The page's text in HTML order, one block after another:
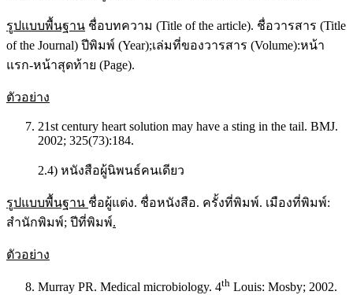
รูปแบบพื้นฐาน ชื่อบทความ (Title of the article). ชื่อวารสาร (Title
of the Journal) ปีพิมพ์ (Year);เล่มที่ของวารสาร (Volume):หน้า
แรก-หน้าสุดท้าย (Page).
ตัวอย่าง
21st century heart solution may have a sting in the tail. BMJ.
2002; 325(73):184.
2.4) หนังสือผู้นิพนธ์คนเดียว
รูปแบบพื้นฐาน ชื่อผู้แต่ง. ชื่อหนังสือ. ครั้งที่พิมพ์. เมืองที่พิมพ์:
สำนักพิมพ์; ปีที่พิมพ์.
ตัวอย่าง
Murray PR. Medical microbiology. 4th Louis: Mosby; 2002.